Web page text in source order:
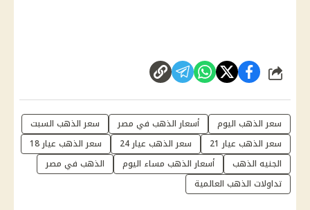
شارك
سعر الذهب اليوم أسعار الذهب في مصر
سعر الذهب السبت
سعر الذهب عيار 21
سعر الذهب عيار 24
سعر الذهب عيار 18
الجنيه الذهب
أسعار الذهب مساء اليوم
الذهب في مصر
تداولات الذهب العالمية